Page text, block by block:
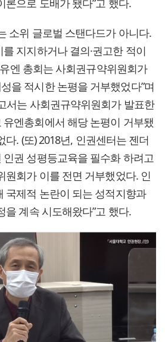
소위 글로벌 스탠다드가 아니다.
지지하거나 결의·권고한 적이
엔 총회는 사회권규약위원회가
을 적시한 논평을 거부했었다”며
서는 사회권규약위원회가 발표한
엔총회에서 해당 논평이 거부됐
다. (또) 2018년, 인권센터는 젠더
권 성평등교육을 필수화 하려고
원회가 이를 전면 거부했었다. 인
국제적 논란이 되는 성적지향과
을 계속 시도해왔다”고 했다.